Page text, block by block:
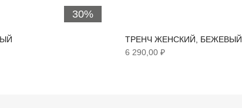
30%
ТРЕНЧ ЖЕНСКИЙ, БЕЖЕВЫЙ
6 290,00 ₽